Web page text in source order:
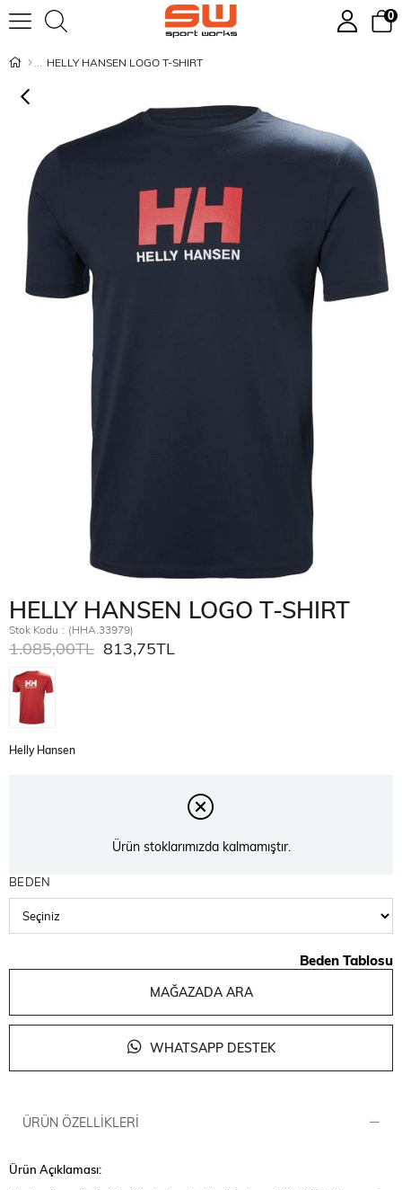
0
HELLY HANSEN LOGO T-SHIRT
HELLY HANSEN LOGO T-SHIRT
Stok Kodu (HHA.33979)
1.085,00TL 813,75TL
Helly Hansen
Ürün stoklarımızda kalmamıştır.
BEDEN
Beden Tablosu
MAĞAZADA ARA
WHATSAPP DESTEK
ÜRÜN ÖZELLIKLERI
Ürün Açıklaması: